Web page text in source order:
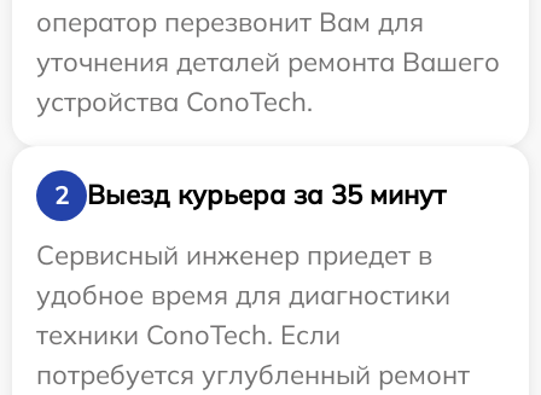
оператор перезвонит Вам для
уточнения деталей ремонта Вашего
устройства ConoTech.
2
Выезд курьера за 35 минут
Сервисный инженер приедет в
удобное время для диагностики
техники ConoTech. Если
потребуется углубленный ремонт